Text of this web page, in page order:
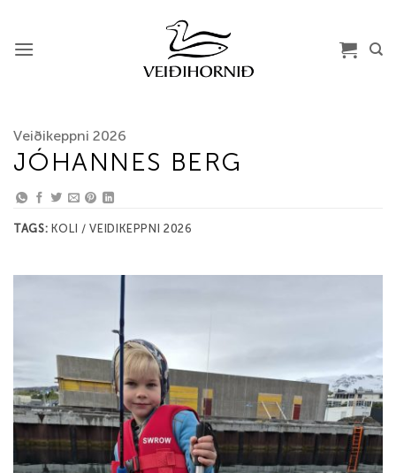
content
Veiðikeppni 2026
JÓHANNES BERG
TAGS: KOLI / VEIDIKEPPNI 2026